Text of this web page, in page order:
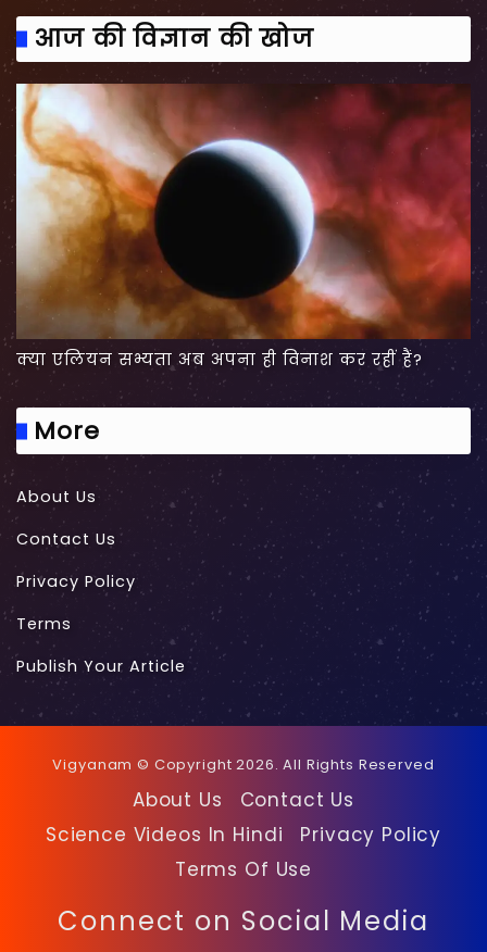
आज की विज्ञान की खोज
क्या एलियन सभ्यता अब अपना ही विनाश कर रहीं हैं?
More
About Us
Contact Us
Privacy Policy
Terms
Publish Your Article
Vigyanam © Copyright 2026. All Rights Reserved
About Us
Contact Us
Science Videos In Hindi
Privacy Policy
Terms Of Use